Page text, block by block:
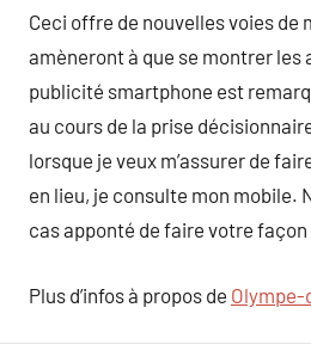
Ceci offre de nouvelles voies de
amèneront à que se montrer les
publicité smartphone est
au cours de la prise
lorsque je veux m’assurer de
en lieu, je consulte mon mobile.
cas apponté de faire votre façon
Plus d’infos à propos de